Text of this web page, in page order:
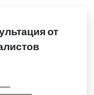
от